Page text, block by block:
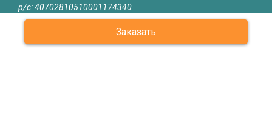
Заказать
р/с: 40702810510001174340
к/с: 30101810145250000974
Юридическая информация
Информация на сайте samara.revitech.ru не является публичной